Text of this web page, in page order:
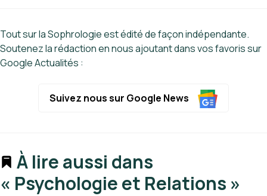
Tout sur la Sophrologie est édité de façon indépendante.
Soutenez la rédaction en nous ajoutant dans vos favoris sur
Google Actualités :
Suivez nous sur Google News
À lire aussi dans
« Psychologie et Relations »